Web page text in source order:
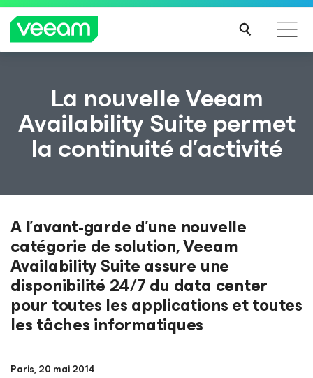
Recommandations de Veeam pour les clients
impactés par la mise à jour de CrowdStrike
LIRE
LA
SUIT
La nouvelle Veeam
Availability Suite permet
la continuité d’activité
A l’avant-garde d’une nouvelle
catégorie de solution, Veeam
Availability Suite assure une
disponibilité 24/7 du data center
pour toutes les applications et toutes
les tâches informatiques
Paris, 20 mai 2014